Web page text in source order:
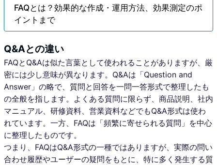
FAQとは？効果的な作成・運用方法、効果測定のポ
イントまで
Q&Aとの違い
FAQとQ&Aは似た言葉として使われることがありますが、厳
密には少し意味が異なります。Q&Aは「Question and
Answer」の略で、質問と回答を一問一答形式で整理したも
の全般を指します。よくある質問に限らず、商品説明、社内
マニュアル、研修資料、営業資料などでもQ&A形式は使わ
れています。一方、FAQは「頻繁に寄せられる質問」を中心
に整理したものです。
つまり、FAQはQ&A形式の一種ではありますが、実際の問い
合わせ履歴やユーザーの疑問をもとに、特に多く発生する質